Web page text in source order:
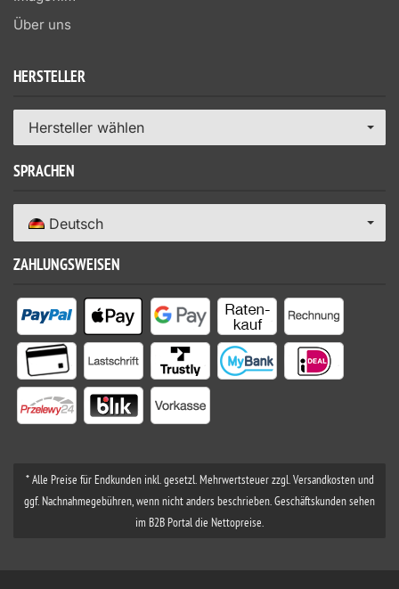
Über uns
HERSTELLER
Hersteller wählen
SPRACHEN
Deutsch
ZAHLUNGSWEISEN
* Alle Preise für Endkunden inkl. gesetzl. Mehrwertsteuer zzgl. Versandkosten und
ggf. Nachnahmegebühren, wenn nicht anders beschrieben. Geschäftskunden sehen
im B2B Portal die Nettopreise.